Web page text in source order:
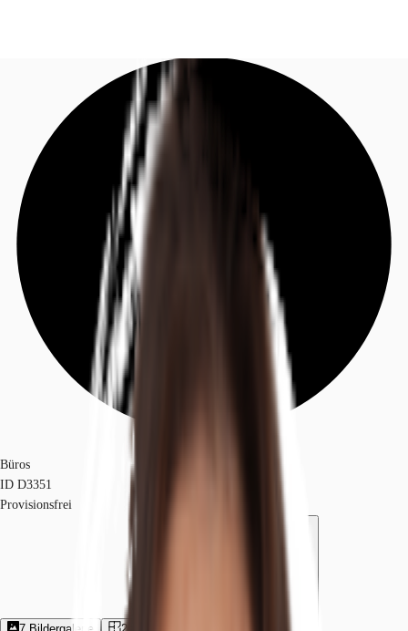
Investieren
Marktinformationen
Mehrwert
Coworking
Ihre Ansprechpartner
Favoriten
Jetzt anrufen Kontaktieren Sie uns
Büros
ID D3351
Provisionsfrei